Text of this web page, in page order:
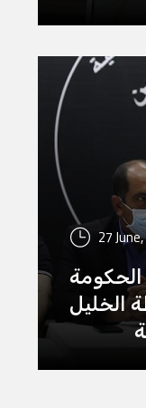
27
الحكومة
الخليل